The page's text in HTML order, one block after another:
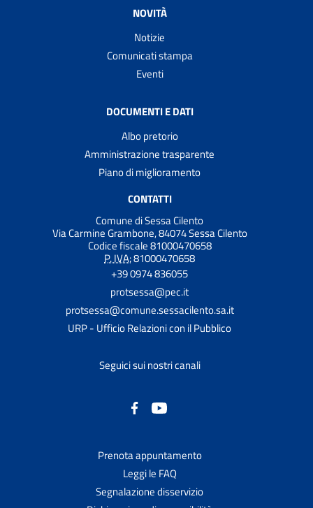
NOVITÀ
Notizie
Comunicati stampa
Eventi
DOCUMENTI E DATI
Albo pretorio
Amministrazione trasparente
Piano di miglioramento
CONTATTI
Comune di Sessa Cilento
Via Carmine Grambone, 84074 Sessa Cilento
Codice fiscale 81000470658
P. IVA:81000470658
+39 0974 836055
protsessa@pec.it
protsessa@comune.sessacilento.sa.it
URP - Ufficio Relazioni con il Pubblico
Seguici sui nostri canali
Prenota appuntamento
Leggi le FAQ
Segnalazione disservizio